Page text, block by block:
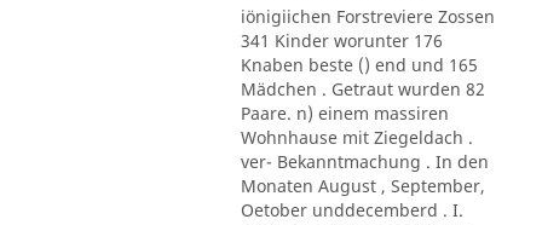
iönigiichen Forstreviere Zossen
341 Kinder worunter 176
Knaben beste () end und 165
Mädchen . Getraut wurden 82
Paare. n) einem massiren
Wohnhause mit Ziegeldach .
ver- Bekanntmachung . In den
Monaten August , September,
Oetober unddecemberd . I.